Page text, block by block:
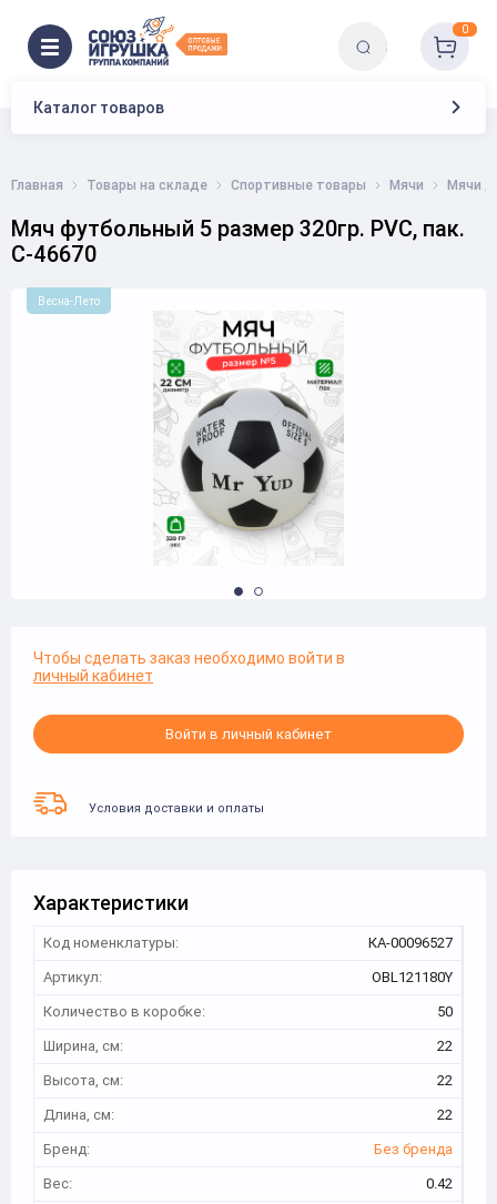
Каталог товаров
0
Главная Товары на складе Спортивные товары Мячи Мячи
Мяч футбольный 5 размер 320гр. PVC, пак.
C-46670
Весна-Лето
Чтобы сделать заказ необходимо войти в
личный кабинет
Войти в личный кабинет
Условия доставки и оплаты
Характеристики
Код номенклатуры:
КА-00096527
Артикул:
OBL121180Y
Количество в коробке:
50
Ширина, см:
22
Высота, см:
22
Длина, см:
22
Бренд:
Без бренда
Вес:
0.42